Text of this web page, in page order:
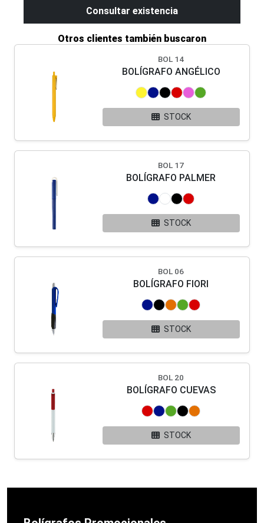
Consultar existencia
Otros clientes también buscaron
BOL 14
BOLÍGRAFO ANGÉLICO
STOCK
BOL 17
BOLÍGRAFO PALMER
STOCK
BOL 06
BOLÍGRAFO FIORI
STOCK
BOL 20
BOLÍGRAFO CUEVAS
STOCK